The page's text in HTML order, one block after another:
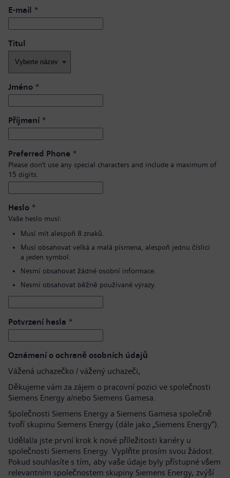
E-mail *
Titul
Jméno *
Příjmení*
Preferred Phone *
Please don’t use any special characters and include a maximum of
15 digits.
Heslo *
Vaše heslo musí:
Musí mít alespoň 8 znaků.
Musí obsahovat velká a malá písmena, alespoň jednu číslici
a jeden symbol.
Nesmí obsahovat žádné osobní informace.
Nesmí obsahovat běžně používané výrazy.
Potvrzení hesla *
Oznámení o ochraně osobních údajů
Vážená uchazečko / vážený uchazeči,
Děkujeme vám za zájem o pracovní pozici ve společnosti
Siemens Energy a/nebo Siemens Gamesa.
Společnosti Siemens Energy a Siemens Gamesa společně
tvoří skupinu Siemens Energy (dále jako „Siemens Energy“).
Udělal/a jste první krok k nové příležitosti kariéry u
společnosti Siemens Energy. Vyplňte prosím svou žádost.
Pokud souhlasíte s tím, aby vaše údaje byly přístupné všem
relevantním společnostem skupiny Siemens Energy, zvýší